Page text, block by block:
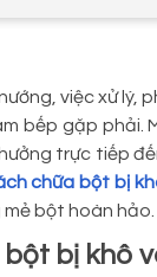
việc xử
bếp gặp
trực tiếp
chữa bột bị
bột hoàn hảo.
bột bị